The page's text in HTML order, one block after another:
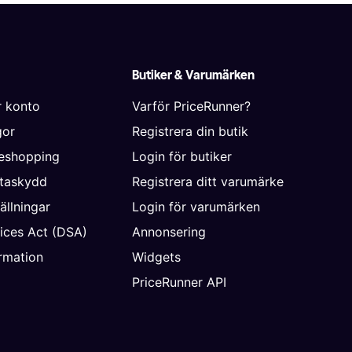
konto
Act (DSA)
Butiker & Varumärken
Varför PriceRunner?
Registrera din butik
Login för butiker
Registrera ditt varumärke
Login för varumärken
Annonsering
Widgets
PriceRunner API